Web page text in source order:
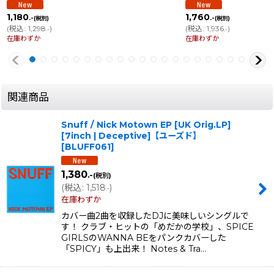
1,180.-(税別)
(税込: 1,298 .-)
在庫わずか
1,760.-(税別)
(税込: 1,936.-)
在庫わずか
関連商品
Snuff / Nick Motown EP [UK Orig.LP]
[7inch | Deceptive]【ユーズド】
[BLUFF061]
1,380.-(税別)
(税込: 1,518.-)
在庫わずか
カバー曲2曲を収録したDJに美味しいシングルで
す！ クラブ・ヒットの「めだかの学校」、SPICE
GIRLSのWANNA BEをパンクカバーした
「SPICY」も上出来！ Notes & Tra…